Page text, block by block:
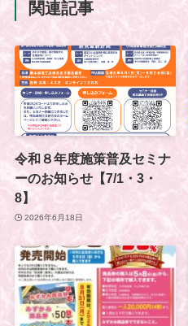
関連記事
令和８年度施策普及セミナ
ーのお知らせ【7/1・3・
8】
2026年6月18日